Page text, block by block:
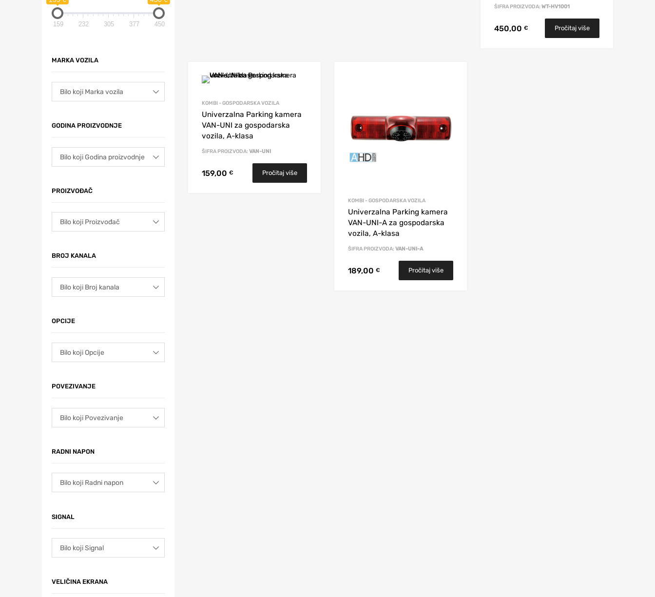
ŠIFRA PROIZVODA: WT-HV1001
450,00 € Pročitaj više
KOMBI - GOSPODARSKA VOZILA
Univerzalna Parking kamera
VAN-UNI za gospodarska
vozila, A-klasa
ŠIFRA PROIZVODA: VAN-UNI
159,00 € Pročitaj više
KOMBI - GOSPODARSKA VOZILA
Univerzalna Parking kamera
VAN-UNI-A za gospodarska
vozila, A-klasa
ŠIFRA PROIZVODA: VAN-UNI-A
189,00 € Pročitaj više
159 232 305 377 450
MARKA VOZILA
GODINA PROIZVODNJE
PROIZVOĐAČ
BROJ KANALA
OPCIJE
POVEZIVANJE
RADNI NAPON
SIGNAL
VELIČINA EKRANA